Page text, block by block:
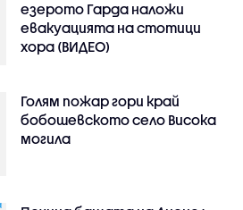
езерото Гарда наложи
евакуацията на стотици
хора (ВИДЕО)
Голям пожар гори край
бобошевското село Висока
могила